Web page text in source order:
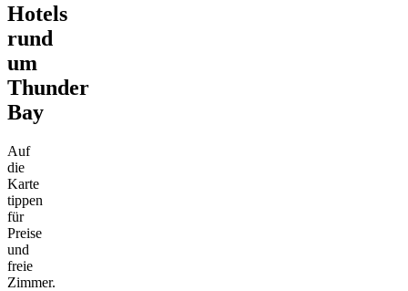
Hotels
rund
um
Thunder
Bay
Auf
die
Karte
tippen
für
Preise
und
freie
Zimmer.